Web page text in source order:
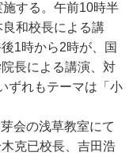
する。午前10時半
和校長による講
1時から2時が、国
長による講演、対
ずれもテーマは「小
会の浅草教室にて
克已校長、吉田浩